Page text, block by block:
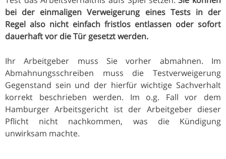
bei der einmaligen Verweigerung eines Tests in der
Regel also nicht einfach fristlos entlassen oder sofort
dauerhaft vor die Tür gesetzt werden.
Ihr Arbeitgeber muss Sie vorher abmahnen. Im
Abmahnungsschreiben muss die Testverweigerung
Gegenstand sein und der hierfür wichtige Sachverhalt
korrekt beschrieben werden. Im o.g. Fall vor dem
Hamburger Arbeitsgericht ist der Arbeitgeber dieser
Pflicht nicht nachkommen, was die Kündigung
unwirksam machte.